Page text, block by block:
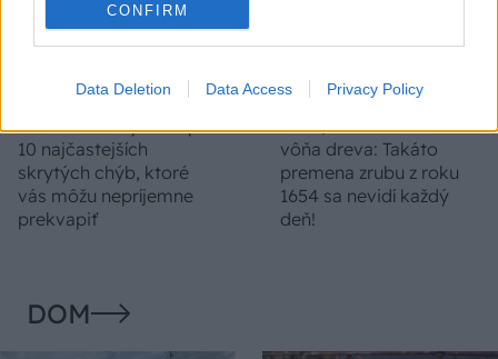
CONFIRM
Data Deletion Data Access Privacy Policy
Temné stránky chalúp:
10 najčastejších
skrytých chýb, ktoré
vás môžu nepríjemne
prekvapiť
Žena, búracie kladivo a
vôňa dreva: Takáto
premena zrubu z roku
1654 sa nevidí každý
deň!
DOM